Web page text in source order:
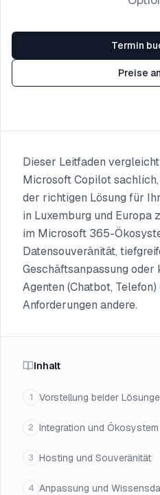
Termin
Preise
Dieser Leitfaden
Microsoft Copilot
der richtigen Lösung für
in Luxemburg und Europa
im Microsoft 365-
Datensouveränität,
Geschäftsanpassung
Agenten (Chatbot, Telefon)
Anforderungen andere.
Inhalt
1 Vorstellung beider
2 Integration und Ökosystem
3 Hosting und Souveränität
4 Anpassung und